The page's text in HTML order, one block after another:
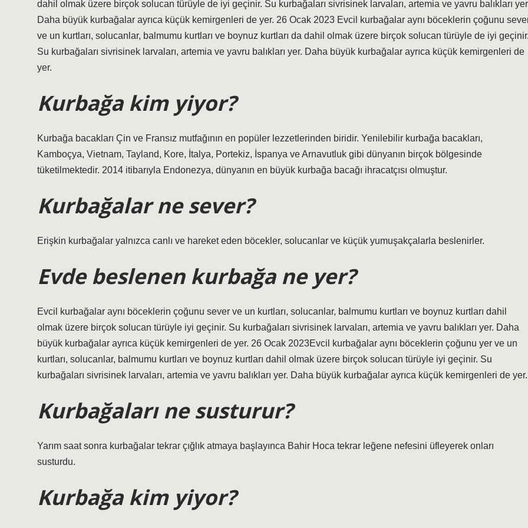
dahil olmak üzere birçok solucan türüyle de iyi geçinir. Su kurbağaları sivrisinek larvaları, artemia ve yavru balıkları
Daha büyük kurbağalar ayrıca küçük kemirgenleri de yer. 26 Ocak 2023 Evcil kurbağalar aynı böceklerin çoğunu
ve un kurtları, solucanlar, balmumu kurtları ve boynuz kurtları da dahil olmak üzere birçok solucan türüyle de iyi geçinir.
Su kurbağaları sivrisinek larvaları, artemia ve yavru balıkları yer. Daha büyük kurbağalar ayrıca küçük kemirgenleri de
yer.
Kurbağa kim yiyor?
Kurbağa bacakları Çin ve Fransız mutfağının en popüler lezzetlerinden biridir. Yenilebilir kurbağa bacakları,
Kamboçya, Vietnam, Tayland, Kore, İtalya, Portekiz, İspanya ve Arnavutluk gibi dünyanın birçok bölgesinde
tüketilmektedir. 2014 itibarıyla Endonezya, dünyanın en büyük kurbağa bacağı ihracatçısı olmuştur.
Kurbağalar ne sever?
Erişkin kurbağalar yalnızca canlı ve hareket eden böcekler, solucanlar ve küçük yumuşakçalarla beslenirler.
Evde beslenen kurbağa ne yer?
Evcil kurbağalar aynı böceklerin çoğunu sever ve un kurtları, solucanlar, balmumu kurtları ve boynuz kurtları dahil
olmak üzere birçok solucan türüyle iyi geçinir. Su kurbağaları sivrisinek larvaları, artemia ve yavru balıkları yer. Daha
büyük kurbağalar ayrıca küçük kemirgenleri de yer. 26 Ocak 2023Evcil kurbağalar aynı böceklerin çoğunu yer ve un
kurtları, solucanlar, balmumu kurtları ve boynuz kurtları dahil olmak üzere birçok solucan türüyle iyi geçinir. Su
kurbağaları sivrisinek larvaları, artemia ve yavru balıkları yer. Daha büyük kurbağalar ayrıca küçük kemirgenleri de yer.
Kurbağaları ne susturur?
Yarım saat sonra kurbağalar tekrar çığlık atmaya başlayınca Bahir Hoca tekrar leğene nefesini üfleyerek onları
susturdu.
Kurbağa kim yiyor?